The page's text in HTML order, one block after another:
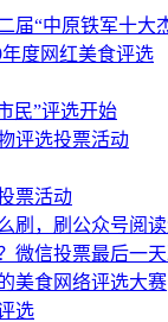
届“中原铁军十大
年度网红美食评选
民”评选开始
评选投票活动
票活动
刷，刷公众号阅
微信投票最后一
美食网络评选大赛
选